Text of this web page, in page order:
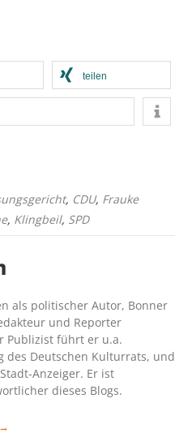
teilen
, CDU, Frauke
, Klingbeil, SPD
als politischer Autor, Bonner
und Reporter
Publizist führt er u.a.
des Deutschen Kulturrats, und
Anzeiger. Er ist
dieses Blogs.
→